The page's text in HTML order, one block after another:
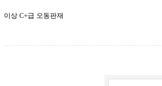
이상 C+급 오동판재